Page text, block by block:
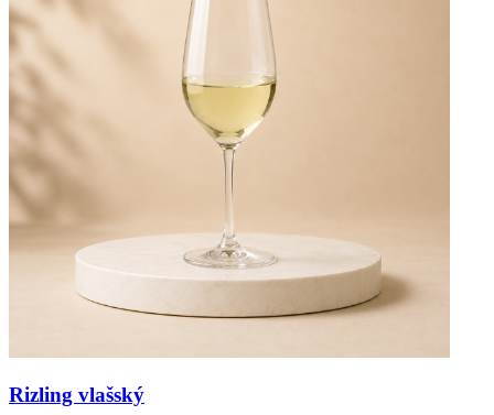
Rizling vlašský